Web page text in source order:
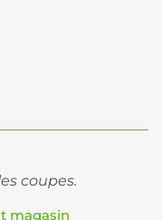
coupes.
magasin